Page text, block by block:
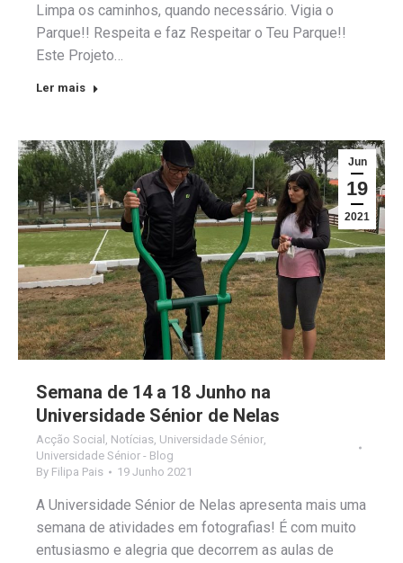
Limpa os caminhos, quando necessário. Vigia o
Parque!! Respeita e faz Respeitar o Teu Parque!!
Este Projeto…
Ler mais
Jun
19
2021
Semana de 14 a 18 Junho na
Universidade Sénior de Nelas
Acção Social , Notícias, Universidade Sénior,
Universidade Sénior - Blog
By Filipa Pais 19 Junho 2021
A Universidade Sénior de Nelas apresenta mais uma
semana de atividades em fotografias! É com muito
entusiasmo e alegria que decorrem as aulas de